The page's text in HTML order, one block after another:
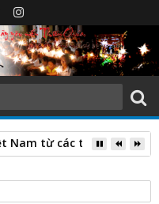
Nam từ các thư viện nước